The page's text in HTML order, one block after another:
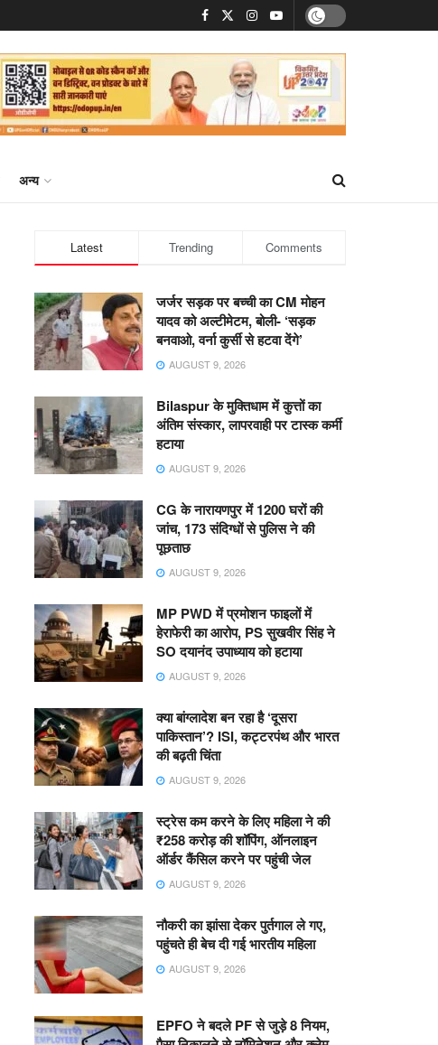
अन्य
Latest Trending Comments
जर्जर सड़क पर बच्ची का CM मोहन
यादव को अल्टीमेटम, बोली- ‘सड़क
बनवाओ, वर्ना कुर्सी से हटवा देंगे’
AUGUST 9, 2026
Bilaspur के मुक्तिधाम में कुत्तों का
अंतिम संस्कार, लापरवाही पर टास्क कर्मी
हटाया
AUGUST 9, 2026
CG के नारायणपुर में 1200 घरों की
जांच, 173 संदिग्धों से पुलिस ने की
पूछताछ
AUGUST 9, 2026
MP PWD में प्रमोशन फाइलों में
हेराफेरी का आरोप, PS सुखवीर सिंह ने
SO दयानंद उपाध्याय को हटाया
AUGUST 9, 2026
क्या बांग्लादेश बन रहा है ‘दूसरा
पाकिस्तान’? ISI, कट्टरपंथ और भारत
की बढ़ती चिंता
AUGUST 9, 2026
स्ट्रेस कम करने के लिए महिला ने की
₹258 करोड़ की शॉपिंग, ऑनलाइन
ऑर्डर कैंसिल करने पर पहुंची जेल
AUGUST 9, 2026
नौकरी का झांसा देकर पुर्तगाल ले गए,
पहुंचते ही बेच दी गई भारतीय महिला
AUGUST 9, 2026
EPFO ने बदले PF से जुड़े 8 नियम,